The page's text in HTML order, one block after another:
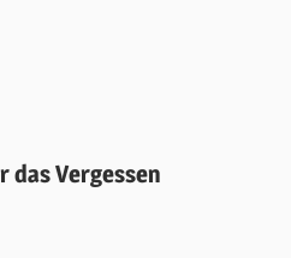
das Vergessen